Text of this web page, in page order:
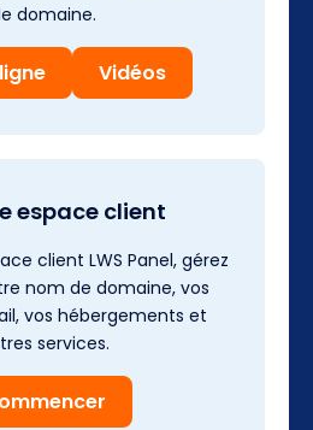
domaine.
Vidéos
espace client
client LWS Panel, gérez
nom de domaine, vos
vos hébergements et
services.